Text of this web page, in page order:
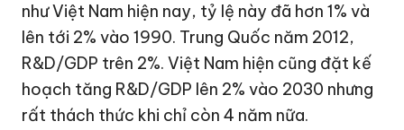
như Việt Nam hiện nay, tỷ lệ này đã hơn 1% và
lên tới 2% vào 1990. Trung Quốc năm 2012,
R&D/GDP trên 2%. Việt Nam hiện cũng đặt kế
hoạch tăng R&D/GDP lên 2% vào 2030 nhưng
rất thách thức khi chỉ còn 4 năm nữa.